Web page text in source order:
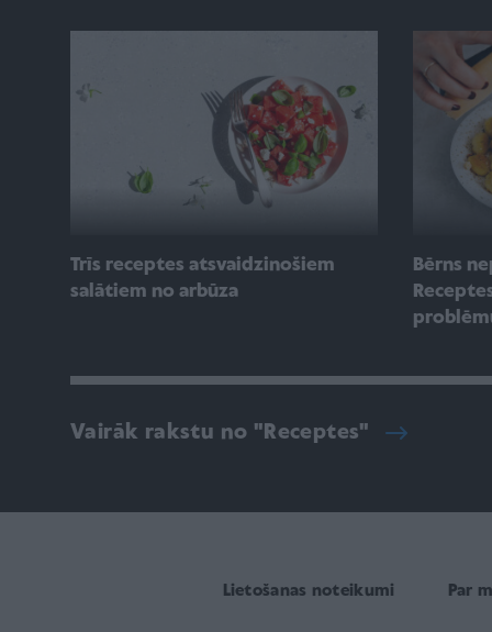
Trīs receptes atsvaidzinošiem
salātiem no arbūza
Bērns
Vairāk rakstu no "Receptes"
Lietošanas noteikumi Par